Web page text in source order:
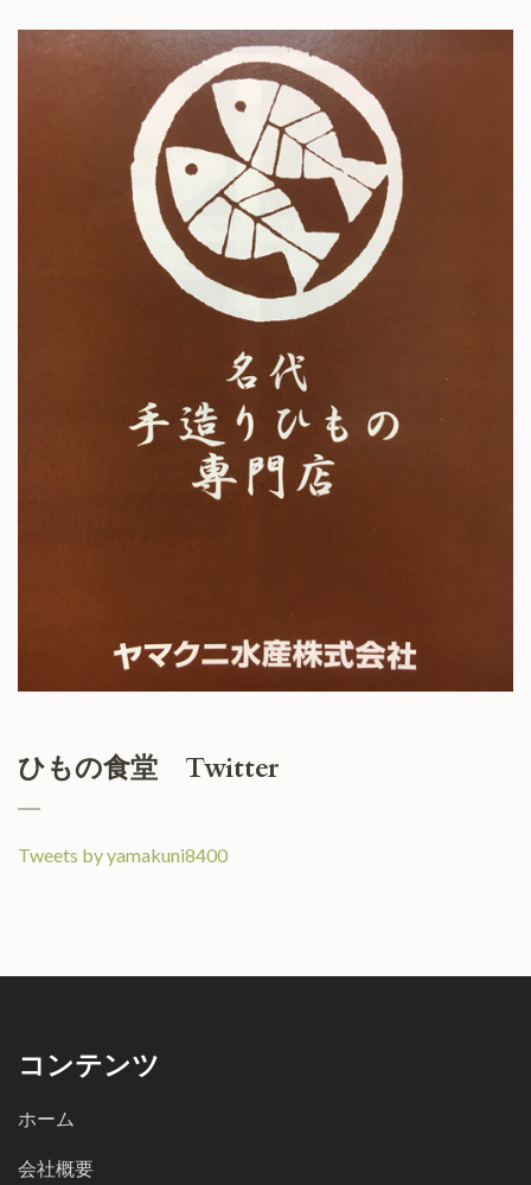
ひもの食堂 Twitter
Tweets by yamakuni8400
コンテンツ
ホーム
会社概要